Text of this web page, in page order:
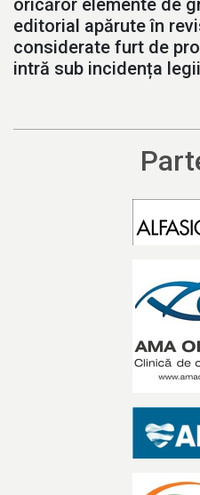
editorial apărute în
considerate furt de
intră sub incidența